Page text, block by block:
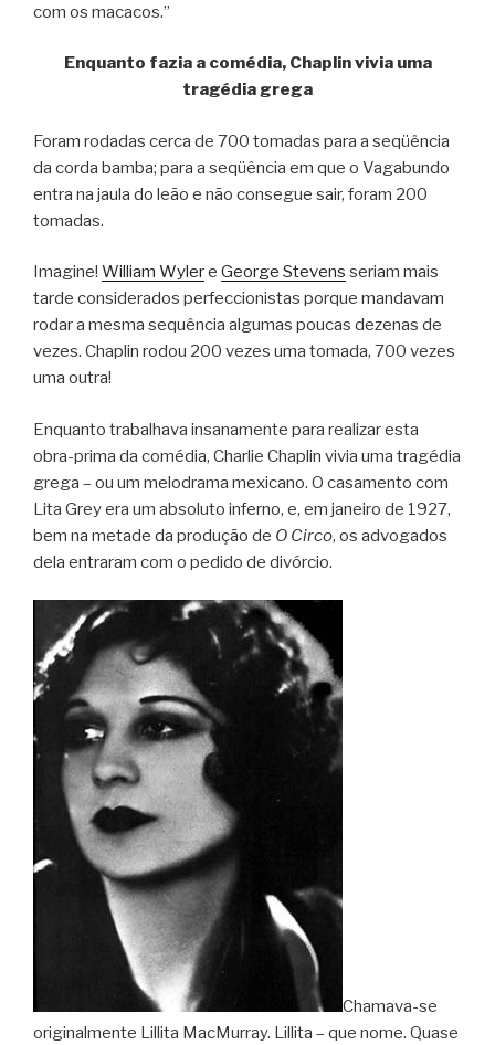
com os macacos.”
Enquanto fazia a comédia, Chaplin vivia uma
tragédia grega
Foram rodadas cerca de 700 tomadas para a seqüência
da corda bamba; para a seqüência em que o Vagabundo
entra na jaula do leão e não consegue sair, foram 200
tomadas.
Imagine! William Wylere George Stevens seriam mais
tarde considerados perfeccionistas porque mandavam
rodar a mesma sequência algumas poucas dezenas de
vezes. Chaplin rodou 200 vezes uma tomada, 700 vezes
uma outra!
Enquanto trabalhava insanamente para realizar esta
obra-prima da comédia, Charlie Chaplin vivia uma tragédia
grega – ou um melodrama mexicano. O casamento com
Lita Grey era um absoluto inferno, e, em janeiro de 1927,
bem na metade da produção de O Circo, os advogados
dela entraram com o pedido de divórcio.
Chamava-se
originalmente Lillita MacMurray. Lillita – que nome. Quase